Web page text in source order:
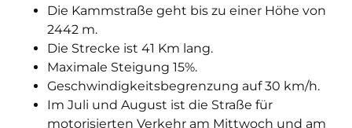
Die Kammstraße geht bis zu einer Höhe von
2442 m.
Die Strecke ist 41 Km lang.
Maximale Steigung 15%.
Geschwindigkeitsbegrenzung auf 30 km/h.
Im Juli und August ist die Straße für
motorisierten Verkehr am Mittwoch und am